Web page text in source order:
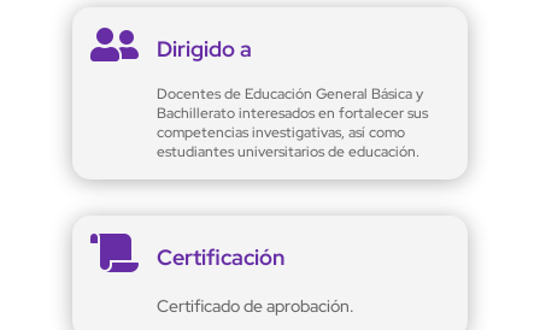
 Dirigido a
Docentes de Educación General Básica y
Bachillerato interesados en fortalecer sus
competencias investigativas, así como
estudiantes universitarios de educación.
 Certificación
Certificado de aprobación.